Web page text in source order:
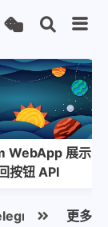
WebApp 展示
按钮 API
荐
WebApp
更多